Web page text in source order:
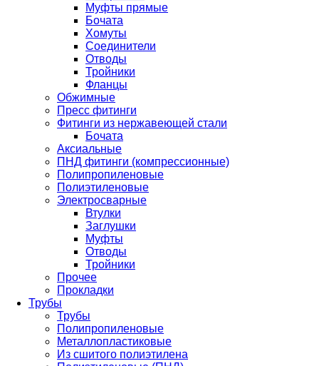
Муфты прямые
Бочата
Хомуты
Соединители
Отводы
Тройники
Фланцы
Обжимные
Пресс фитинги
Фитинги из нержавеющей стали
Бочата
Аксиальные
ПНД фитинги (компрессионные)
Полипропиленовые
Полиэтиленовые
Электросварные
Втулки
Заглушки
Муфты
Отводы
Тройники
Прочее
Прокладки
Трубы
Трубы
Полипропиленовые
Металлопластиковые
Из сшитого полиэтилена